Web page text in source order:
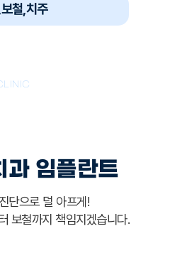
철, 치주
과 임플란트
단으로 덜 아프게!
보철까지 책임지겠습니다.